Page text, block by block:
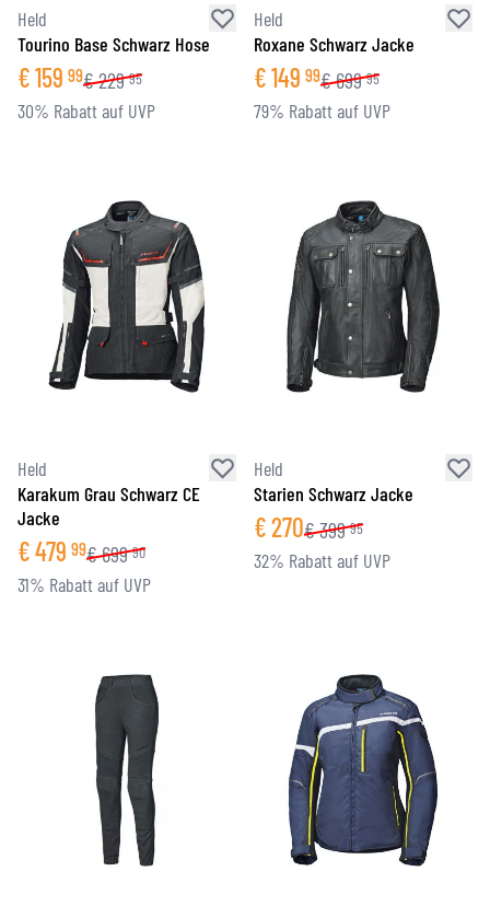
Held
Tourino Base Schwarz Hose
€159 99€229 95
30% Rabatt auf UVP
Held
Roxane Schwarz Jacke
€149 99€699 95
79% Rabatt auf UVP
Held
Karakum Grau Schwarz CE
Jacke
€479 99€699 90
31% Rabatt auf UVP
Held
Starien Schwarz Jacke
€270€399 95
32% Rabatt auf UVP